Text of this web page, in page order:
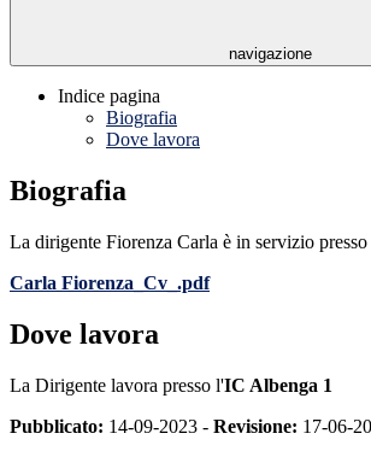
navigazione
Indice pagina
Biografia
Dove lavora
Biografia
La dirigente Fiorenza Carla è in servizio
Carla Fiorenza_Cv_.pdf
Dove lavora
La Dirigente lavora presso l'IC Albenga 1
Pubblicato: 14-09-2023 - Revisione: 17-06-